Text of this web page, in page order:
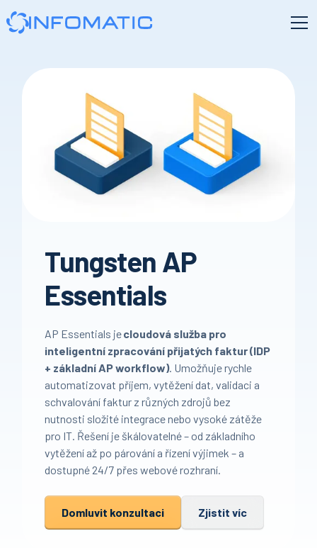
Tungsten AP
Essentials
AP Essentials jecloudová služba pro
inteligentní zpracování přijatých faktur (IDP
+ základní AP workflow). Umožňuje rychle
automatizovat příjem, vytěžení dat, validaci a
schvalování faktur z různých zdrojů bez
nutnosti složité integrace nebo vysoké zátěže
pro IT. Řešení je škálovatelné – od základního
vytěžení až po párování a řízení výjimek – a
dostupné 24/7 přes webové rozhraní.
Domluvit konzultaci Zjistit víc